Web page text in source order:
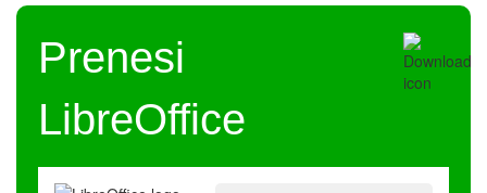
Prenesi
LibreOffice